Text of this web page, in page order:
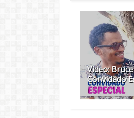
Video:
Convidado